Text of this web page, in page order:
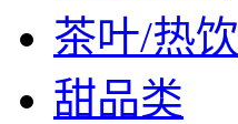
茶叶/热饮
甜品类